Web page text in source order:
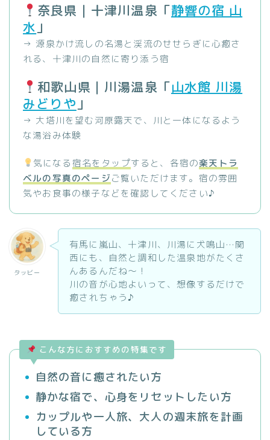
奈良県｜十津川温泉「静響の宿 山
水 」
→ 源泉かけ流しの名湯と渓流のせせらぎに心癒さ
れる、十津川の自然に寄り添う宿
和歌山県｜川湯温泉「山水館 川湯
みどりや 」
→ 大塔川を望む河原露天で、川と一体になるよう
な湯浴み体験
気になる宿名をタップすると、各宿の楽天トラ
ベルの写真のページご覧いただけます。宿の雰囲
気やお食事の様子などを確認してください♪
タッビー
有馬に嵐山、十津川、川湯に犬鳴山…関
西にも、自然と調和した温泉地がたくさ
んあるんだね〜！
川の音が心地よいって、想像するだけで
癒されちゃう♪
こんな方におすすめの特集です
自然の音に癒されたい方
静かな宿で、心身をリセットしたい方
カップルや一人旅、大人の週末旅を計画
している方